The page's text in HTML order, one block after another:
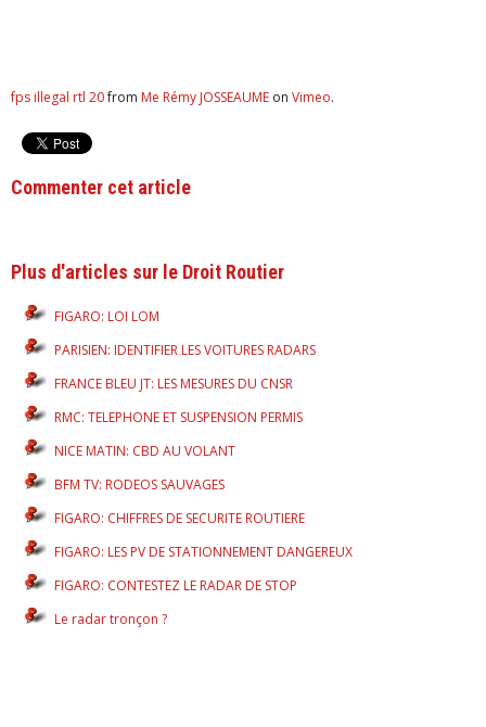
fps illegal rtl 20from Me Rémy JOSSEAUME on Vimeo.
Commenter cet article
Plus d'articles sur le Droit Routier
FIGARO: LOI LOM
PARISIEN: IDENTIFIER LES VOITURES RADARS
FRANCE BLEU JT: LES MESURES DU CNSR
RMC: TELEPHONE ET SUSPENSION PERMIS
NICE MATIN: CBD AU VOLANT
BFM TV: RODEOS SAUVAGES
FIGARO: CHIFFRES DE SECURITE ROUTIERE
FIGARO: LES PV DE STATIONNEMENT DANGEREUX
FIGARO: CONTESTEZ LE RADAR DE STOP
Le radar tronçon ?